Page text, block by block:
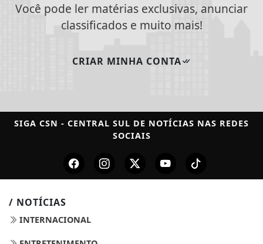
Você pode ler matérias exclusivas, anunciar
classificados e muito mais!
CRIAR MINHA CONTA
SIGA CSN - CENTRAL SUL DE NOTÍCIAS NAS REDES
SOCIAIS
/ NOTÍCIAS
INTERNACIONAL